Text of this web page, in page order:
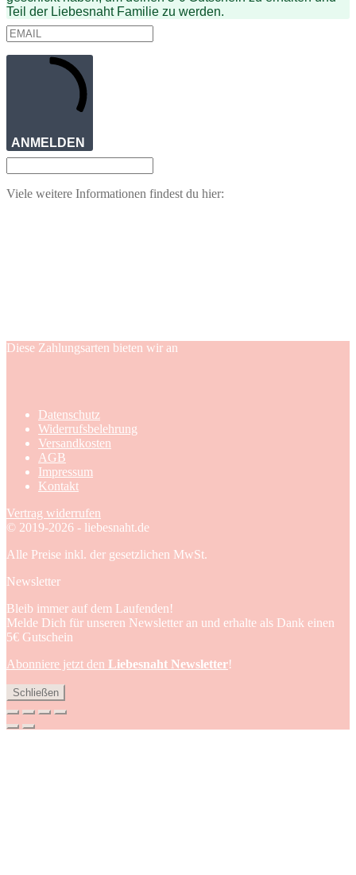
Teil der Liebesnaht Familie zu werden.
ANMELDEN
Viele weitere Informationen findest du hier:
Diese Zahlungsarten bieten wir an
Datenschutz
Widerrufsbelehrung
Versandkosten
AGB
Impressum
Kontakt
Vertrag widerrufen
© 2019-2026 - liebesnaht.de
Alle Preise inkl. der gesetzlichen MwSt.
Newsletter
Bleib immer auf dem Laufenden!
Melde Dich für unseren Newsletter an und erhalte als Dank einen
5€ Gutschein
Abonniere jetzt den Liebesnaht Newsletter!
Schließen